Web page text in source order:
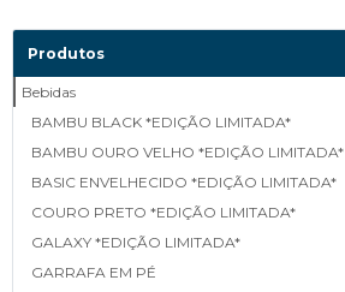
Produtos
Bebidas
BAMBU BLACK *EDIÇÃO LIMITADA*
BAMBU OURO VELHO *EDIÇÃO LIMITADA*
BASIC ENVELHECIDO *EDIÇÃO LIMITADA*
COURO PRETO *EDIÇÃO LIMITADA*
GALAXY *EDIÇÃO LIMITADA*
GARRAFA EM PÉ